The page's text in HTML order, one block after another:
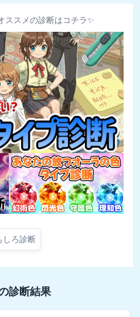
ススメの診断はコチラ✨
しろ診断
診断結果